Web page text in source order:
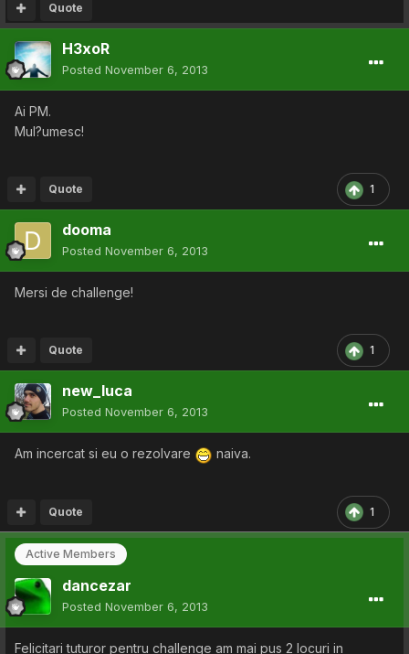
Quote
H3xoR
Posted November 6, 2013
Ai PM.
Mul?umesc!
1
Quote
dooma
Posted November 6, 2013
Mersi de challenge!
1
Quote
new_luca
Posted November 6, 2013
Am incercat si eu o rezolvare naiva.
1
Quote
Active Members
dancezar
Posted November 6, 2013
Felicitari tuturor pentru challenge am mai pus 2 locuri in